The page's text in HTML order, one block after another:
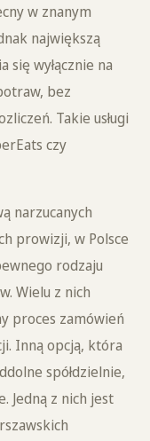
w znanym
największą
się wyłącznie na
bez
Takie usługi
czy
narzucanych
prowizji, w Polsce
rodzaju
Wielu z nich
proces zamówień
Inną opcją, która
spółdzielnie,
Jedną z nich jest